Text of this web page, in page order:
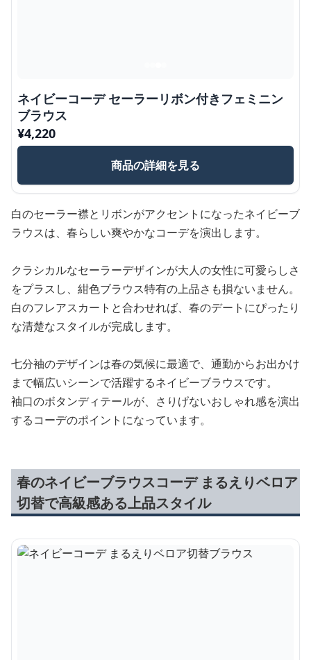
ネイビーコーデ セーラーリボン付きフェミニン
ブラウス
¥4,220
商品の詳細を見る
白のセーラー襟とリボンがアクセントになったネイビーブ
ラウスは、春らしい爽やかなコーデを演出します。
クラシカルなセーラーデザインが大人の女性に可愛らしさ
をプラスし、紺色ブラウス特有の上品さも損ないません。
白のフレアスカートと合わせれば、春のデートにぴったり
な清楚なスタイルが完成します。
七分袖のデザインは春の気候に最適で、通勤からお出かけ
まで幅広いシーンで活躍するネイビーブラウスです。
袖口のボタンディテールが、さりげないおしゃれ感を演出
するコーデのポイントになっています。
春のネイビーブラウスコーデ まるえりベロア
切替で高級感ある上品スタイル